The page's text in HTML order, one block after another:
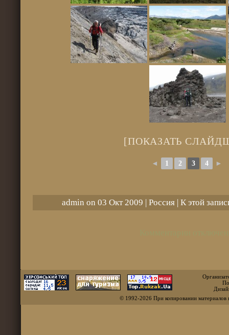
[ПОКАЗАТЬ
◄ 1 2 3 4 ►
admin on 03 Окт 2009 | Россия| К этой
© 1992-2026 При копировании материалов